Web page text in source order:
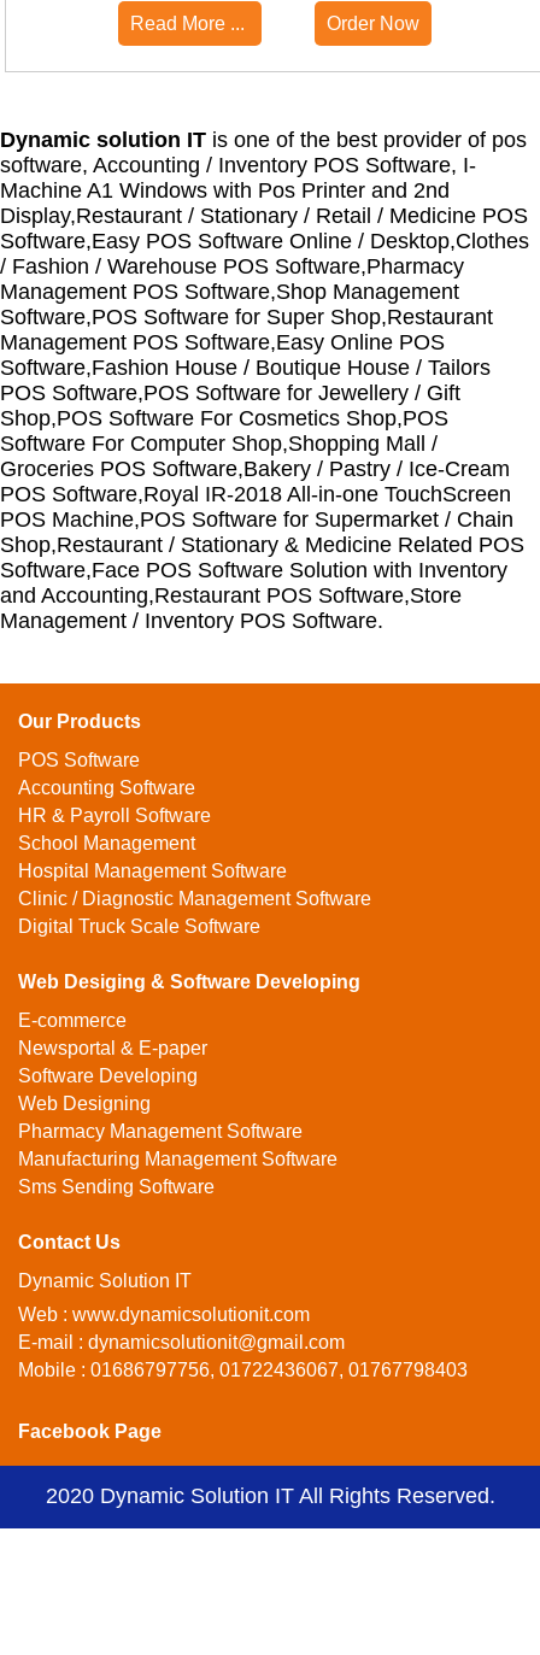
Read More ... Order Now
Dynamic solution IT is one of the best provider of pos
software, Accounting / Inventory POS Software, I-
Machine A1 Windows with Pos Printer and 2nd
Display,Restaurant / Stationary / Retail / Medicine POS
Software,Easy POS Software Online / Desktop,Clothes
/ Fashion / Warehouse POS Software,Pharmacy
Management POS Software,Shop Management
Software,POS Software for Super Shop,Restaurant
Management POS Software,Easy Online POS
Software,Fashion House / Boutique House / Tailors
POS Software,POS Software for Jewellery / Gift
Shop,POS Software For Cosmetics Shop,POS
Software For Computer Shop,Shopping Mall /
Groceries POS Software,Bakery / Pastry / Ice-Cream
POS Software,Royal IR-2018 All-in-one TouchScreen
POS Machine,POS Software for Supermarket / Chain
Shop,Restaurant / Stationary & Medicine Related POS
Software,Face POS Software Solution with Inventory
and Accounting,Restaurant POS Software,Store
Management / Inventory POS Software.
Our Products
POS Software
Accounting Software
HR & Payroll Software
School Management
Hospital Management Software
Clinic / Diagnostic Management Software
Digital Truck Scale Software
Web Desiging & Software Developing
E-commerce
Newsportal & E-paper
Software Developing
Web Designing
Pharmacy Management Software
Manufacturing Management Software
Sms Sending Software
Contact Us
Dynamic Solution IT
Web : www.dynamicsolutionit.com
E-mail : dynamicsolutionit@gmail.com
Mobile : 01686797756, 01722436067, 01767798403
Facebook Page
2020 Dynamic Solution IT All Rights Reserved.